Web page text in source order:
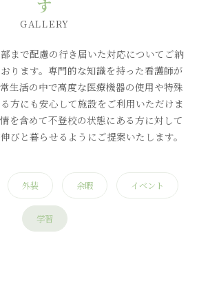
す
GALLERY
まで配慮の行き届いた対応についてご納
ります。専門的な知識を持った看護師が
生活の中で高度な医療機器の使用や特殊
方にも安心して施設をご利用いただけま
を含めて不登校の状態にある方に対して
びと暮らせるようにご提案いたします。
外装 余暇 イベント
学習